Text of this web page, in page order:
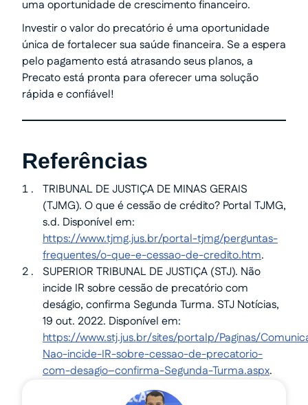
uma oportunidade de crescimento financeiro.
Investir o valor do precatório é uma oportunidade
única de fortalecer sua saúde financeira. Se a espera
pelo pagamento está atrasando seus planos, a
Precato está pronta para oferecer uma solução
rápida e confiável!
Referências
TRIBUNAL DE JUSTIÇA DE MINAS GERAIS
(TJMG). O que é cessão de crédito? Portal TJMG,
s.d. Disponível em:
https://www.tjmg.jus.br/portal-tjmg/perguntas-
frequentes/o-que-e-cessao-de-credito.htm.
SUPERIOR TRIBUNAL DE JUSTIÇA (STJ). Não
incide IR sobre cessão de precatório com
deságio, confirma Segunda Turma. STJ Notícias,
19 out. 2022. Disponível em:
https://www.stj.jus.br/sites/portalp/Paginas/
Nao-incide-IR-sobre-cessao-de-precatorio-
com-desagio–confirma-Segunda-Turma.aspx.